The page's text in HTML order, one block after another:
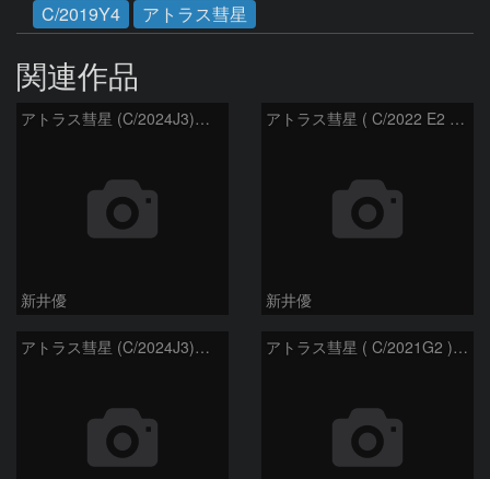
C/2019Y4
アトラス彗星
関連作品
アトラス彗星 (C/2024J3)：2026/08/05
新井優
アトラス彗星 ( C/2022 E2 )：2026/07/27
新井優
アトラス彗星 (C/2024J3)：2026/07/26 アトラス彗星 ( C/2021G2 )：2026/07/09